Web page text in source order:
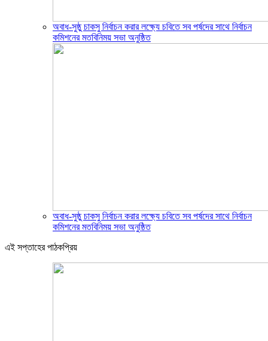
অবাধ-সুষ্ঠু চাকসু নির্বাচন করার লক্ষ্যে চবিতে সব পর্ষদের সাথে নির্বাচন
কমিশনের মতবিনিময় সভা অনুষ্ঠিত
অবাধ-সুষ্ঠু চাকসু নির্বাচন করার লক্ষ্যে চবিতে সব পর্ষদের সাথে নির্বাচন
কমিশনের মতবিনিময় সভা অনুষ্ঠিত
এই সপ্তাহের পাঠকপ্রিয়